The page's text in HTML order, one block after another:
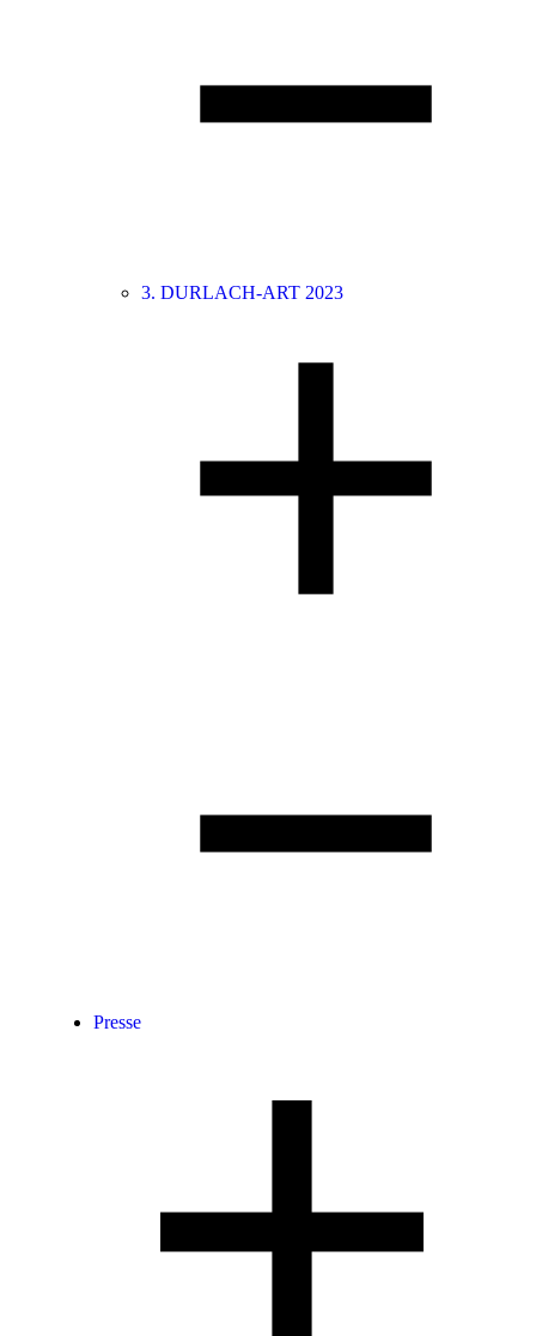
3. DURLACH-ART 2023
Presse